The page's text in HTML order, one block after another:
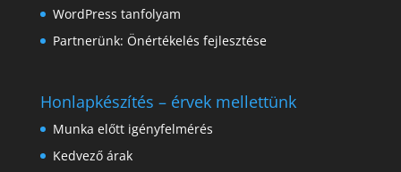
WordPress tanfolyam
Partnerünk: Önértékelés fejlesztése
Honlapkészítés – érvek mellettünk
Munka előtt igényfelmérés
Kedvező árak